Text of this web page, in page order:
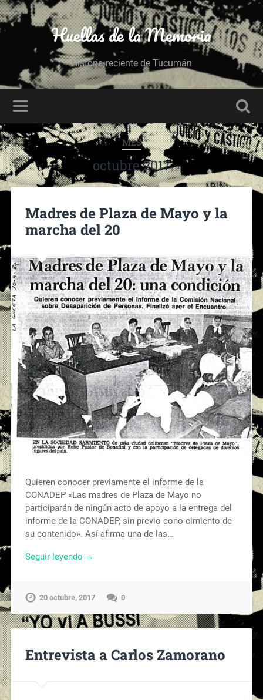
Huellas de la Memoria
Historia reciente de Tucumán
MES
octubre 2017
Madres de Plaza de Mayo y la
marcha del 20
Quieren conocer previamente el informe de la
CONADEP «Las madres de Plaza de Mayo no
participarán de ningún acto de apoyo a la entrega del
informe de la CONADEP, sin previo cono-cimiento de
su contenido». Así afirma una de las…
Seguir leyendo →
20 octubre, 2017 0
Entrevista a Carlos Zamorano